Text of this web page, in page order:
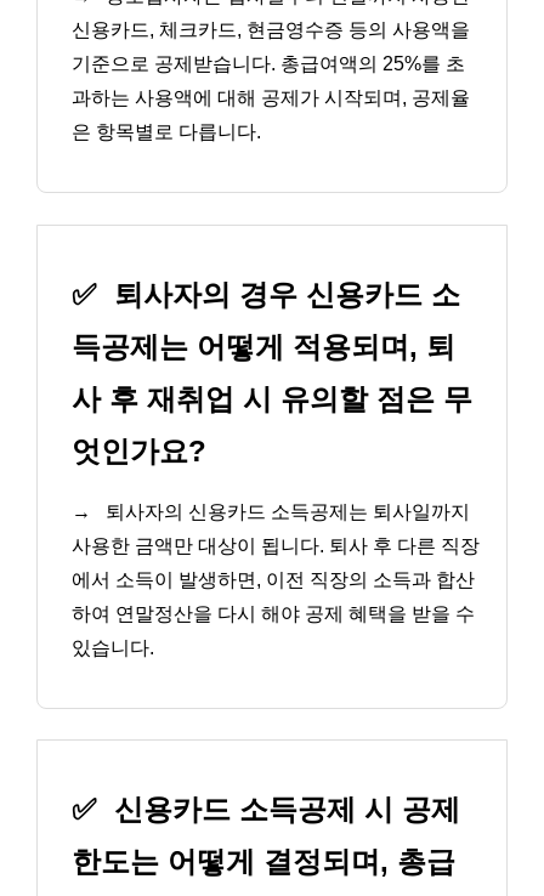
신용카드, 체크카드, 현금영수증 등의 사용액을
기준으로 공제받습니다. 총급여액의 25%를 초
과하는 사용액에 대해 공제가 시작되며, 공제율
은 항목별로 다릅니다.
✅
퇴사자의 경우 신용카드 소
득공제는 어떻게 적용되며, 퇴
사 후 재취업 시 유의할 점은 무
엇인가요?
→
퇴사자의 신용카드 소득공제는 퇴사일까지
사용한 금액만 대상이 됩니다. 퇴사 후 다른 직장
에서 소득이 발생하면, 이전 직장의 소득과 합산
하여 연말정산을 다시 해야 공제 혜택을 받을 수
있습니다.
✅ 신용카드 소득공제 시 공제
한도는 어떻게 결정되며, 총급